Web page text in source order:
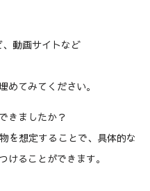
動画サイトなど
めてみてください。
きましたか？
を想定することで、具体的な
けることができます。